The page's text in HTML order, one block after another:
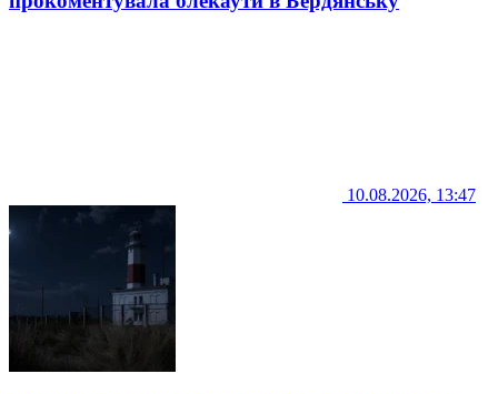
10.08.2026, 13:47